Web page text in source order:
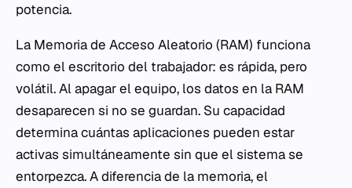
potencia.
La Memoria de Acceso Aleatorio (RAM) funciona
como el escritorio del trabajador: es rápida, pero
volátil. Al apagar el equipo, los datos en la RAM
desaparecen si no se guardan. Su capacidad
determina cuántas aplicaciones pueden estar
activas simultáneamente sin que el sistema se
entorpezca. A diferencia de la memoria, el